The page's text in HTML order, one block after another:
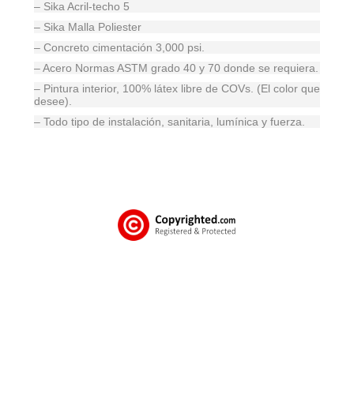
– Sika Acril-techo 5
– Sika Malla Poliester
– Concreto cimentación 3,000 psi.
– Acero Normas ASTM grado 40 y 70 donde se requiera.
– Pintura interior, 100% látex libre de COVs. (El color que
desee).
– Todo tipo de instalación, sanitaria, lumínica y fuerza.